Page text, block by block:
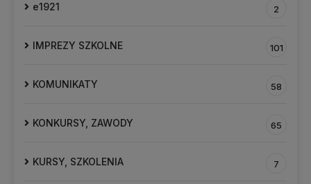
e1921 2
IMPREZY SZKOLNE 101
KOMUNIKATY 58
KONKURSY, ZAWODY 65
KURSY, SZKOLENIA 7